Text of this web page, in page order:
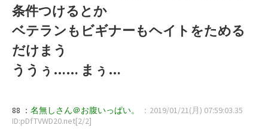
条件つけるとか
ベテランもビギナーもヘイトをためる
だけまう
ううぅ…… まぅ…
88 ： 名無しさん＠お腹いっぱい。
：2019/01/21(月) 07:59:03.35
ID:pDfTVWD20.net[2/2]